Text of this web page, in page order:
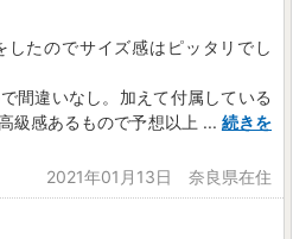
たのでサイズ感はピッタリでし
間違いなし。加えて付属している
級感あるもので予想以上 ... 続きを
2021年01月13日 奈良県在住